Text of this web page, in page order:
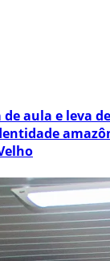
aula e leva